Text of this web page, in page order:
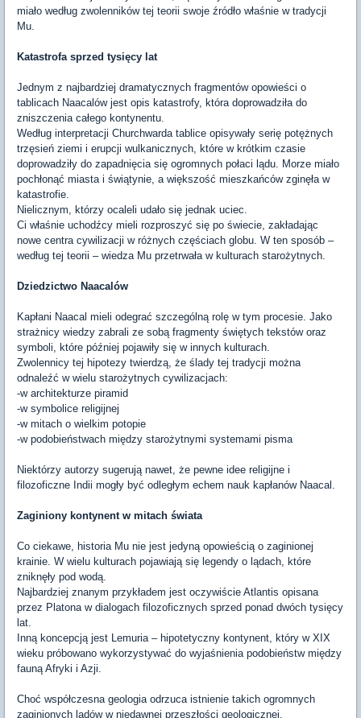
miało według zwolenników tej teorii swoje źródło właśnie w tradycji
Mu.
Katastrofa sprzed tysięcy lat
Jednym z najbardziej dramatycznych fragmentów opowieści o
tablicach Naacalów jest opis katastrofy, która doprowadziła do
zniszczenia całego kontynentu.
Według interpretacji Churchwarda tablice opisywały serię potężnych
trzęsień ziemi i erupcji wulkanicznych, które w krótkim czasie
doprowadziły do zapadnięcia się ogromnych połaci lądu. Morze miało
pochłonąć miasta i świątynie, a większość mieszkańców zginęła w
katastrofie.
Nielicznym, którzy ocaleli udało się jednak uciec.
Ci właśnie uchodźcy mieli rozproszyć się po świecie, zakładając
nowe centra cywilizacji w różnych częściach globu. W ten sposób –
według tej teorii – wiedza Mu przetrwała w kulturach starożytnych.
Dziedzictwo Naacalów
Kapłani Naacal mieli odegrać szczególną rolę w tym procesie. Jako
strażnicy wiedzy zabrali ze sobą fragmenty świętych tekstów oraz
symboli, które później pojawiły się w innych kulturach.
Zwolennicy tej hipotezy twierdzą, że ślady tej tradycji można
odnaleźć w wielu starożytnych cywilizacjach:
-w architekturze piramid
-w symbolice religijnej
-w mitach o wielkim potopie
-w podobieństwach między starożytnymi systemami pisma
Niektórzy autorzy sugerują nawet, że pewne idee religijne i
filozoficzne Indii mogły być odległym echem nauk kapłanów Naacal.
Zaginiony kontynent w mitach świata
Co ciekawe, historia Mu nie jest jedyną opowieścią o zaginionej
krainie. W wielu kulturach pojawiają się legendy o lądach, które
zniknęły pod wodą.
Najbardziej znanym przykładem jest oczywiście Atlantis opisana
przez Platona w dialogach filozoficznych sprzed ponad dwóch tysięcy
lat.
Inną koncepcją jest Lemuria – hipotetyczny kontynent, który w XIX
wieku próbowano wykorzystywać do wyjaśnienia podobieństw między
fauną Afryki i Azji.
Choć współczesna geologia odrzuca istnienie takich ogromnych
zaginionych lądów w niedawnej przeszłości geologicznej,